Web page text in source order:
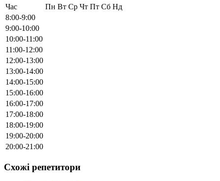
Час Пн Вт Ср Чт Пт Сб Нд
8:00-9:00
9:00-10:00
10:00-11:00
11:00-12:00
12:00-13:00
13:00-14:00
14:00-15:00
15:00-16:00
16:00-17:00
17:00-18:00
18:00-19:00
19:00-20:00
20:00-21:00
Схожі репетитори